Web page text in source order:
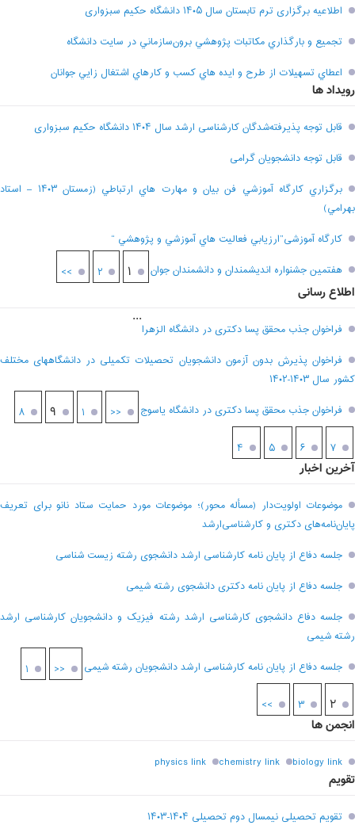
اطلاعیه برگزاری ترم تابستان سال ۱۴۰۵ دانشگاه حکیم سبزواری
تجميع و بارگذاري مکاتبات پژوهشي برون‌سازماني در سايت دانشگاه
اعطاي تسهيلات از طرح و ايده هاي کسب و کارهاي اشتغال زايي جوانان
رویداد ها
قابل توجه پذیرفته‌شدگان کارشناسی ارشد سال ۱۴۰۴ دانشگاه حکیم سبزواری
قابل توجه دانشجویان گرامی
برگزاري کارگاه آموزشي فن بيان و مهارت هاي ارتباطي (زمستان ۱۴۰۳ – استاد
بهرامي)
کارگاه آموزشی”ارزيابي فعاليت هاي آموزشي و پژوهشي “
هفتمين جشنواره انديشمندان و دانشمندان جوان
۱ ۲ >>
اطلاع رسانی
فراخوان جذب محقق پسا دکتری در دانشگاه الزهرا
فراخوان پذیرش بدون آزمون دانشجویان تحصیلات تکمیلی در دانشگاههای مختلف
کشور سال ۱۴۰۳-۱۴۰۲
فراخوان جذب محقق پسا دکتری در دانشگاه یاسوج
<< ۱
...
۴ ۵ ۶ ۷
۸ ۹
آخرین اخبار
موضوعات اولویت‌دار (مسأله محور)؛ موضوعات مورد حمایت ستاد نانو برای تعریف
پایان‌نامه‌های دکتری و کارشناسی‌ارشد
جلسه دفاع از پایان نامه کارشناسی ارشد دانشجوی رشته زیست شناسی
جلسه دفاع از پایان نامه دکتری دانشجوی رشته شیمی
جلسه دفاع دانشجوی کارشناسی ارشد رشته فیزیک و دانشجویان کارشناسی ارشد
رشته شیمی
جلسه دفاع از پایان نامه کارشناسی ارشد دانشجویان رشته شیمی
<< ۱
۲ ۳ >>
انجمن ها
biology link
chemistry link
physics link
تقویم
تقویم تحصیلی نیمسال دوم تحصیلی ۱۴۰۴-۱۴۰۳